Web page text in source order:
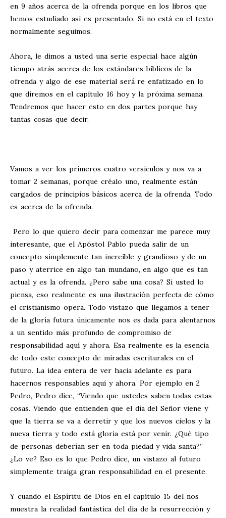
en 9 años acerca de la ofrenda porque en los libros que
hemos estudiado así es presentado. Si no está en el texto
normalmente seguimos.
Ahora, le dimos a usted una serie especial hace algún
tiempo atrás acerca de los estándares bíblicos de la
ofrenda y algo de ese material será re enfatizado en lo
que diremos en el capítulo 16 hoy y la próxima semana.
Tendremos que hacer esto en dos partes porque hay
tantas cosas que decir.
Vamos a ver los primeros cuatro versículos y nos va a
tomar 2 semanas, porque créalo uno, realmente están
cargados de principios básicos acerca de la ofrenda. Todo
es acerca de la ofrenda.
Pero lo que quiero decir para comenzar me parece muy
interesante, que el Apóstol Pablo pueda salir de un
concepto simplemente tan increíble y grandioso y de un
paso y aterrice en algo tan mundano, en algo que es tan
actual y es la ofrenda. ¿Pero sabe una cosa? Si usted lo
piensa, eso realmente es una ilustración perfecta de cómo
el cristianismo opera. Todo vistazo que llegamos a tener
de la gloria futura únicamente nos es dada para alentarnos
a un sentido más profundo de compromiso de
responsabilidad aquí y ahora. Esa realmente es la esencia
de todo este concepto de miradas escriturales en el
futuro. La idea entera de ver hacia adelante es para
hacernos responsables aquí y ahora. Por ejemplo en 2
Pedro, Pedro dice, “Viendo que ustedes saben todas estas
cosas. Viendo que entienden que el día del Señor viene y
que la tierra se va a derretir y que los nuevos cielos y la
nueva tierra y todo está gloria está por venir. ¿Qué tipo
de personas deberían ser en toda piedad y vida santa?”
¿Lo ve? Eso es lo que Pedro dice, un vistazo al futuro
simplemente traiga gran responsabilidad en el presente.
Y cuando el Espíritu de Dios en el capítulo 15 del nos
muestra la realidad fantástica del día de la resurrección y